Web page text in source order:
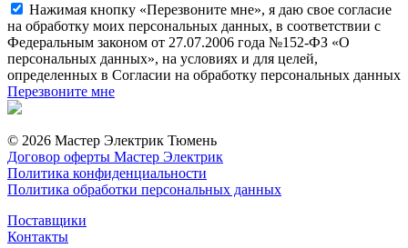
Нажимая кнопку «Перезвоните мне», я даю свое согласие
на обработку моих персональных данных, в соответствии с
Федеральным законом от 27.07.2006 года №152-ФЗ «О
персональных данных», на условиях и для целей,
определенных в Согласии на обработку персональных данных
Перезвоните мне
© 2026 Мастер Электрик Тюмень
Договор оферты Мастер Электрик
Политика конфиденциальности
Политика обработки персональных данных
Поставщики
Контакты